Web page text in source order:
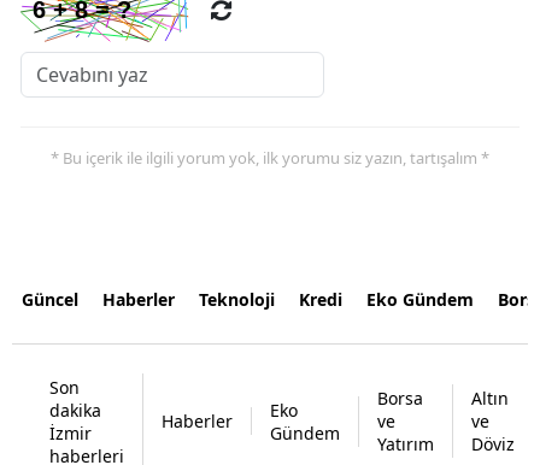
* Bu içerik ile ilgili yorum yok, ilk yorumu siz yazın, tartışalım *
Güncel Haberler Teknoloji Kredi Eko Gündem
Son
dakika
İzmir
haberleri
Haberler
Eko
Gündem
Borsa
ve
Yatırım
Altın
ve
Döviz